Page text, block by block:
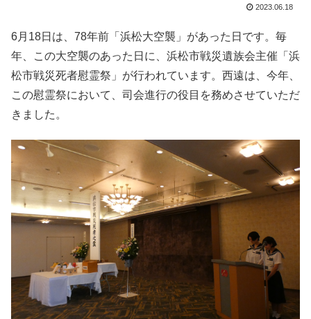
2023.06.18
6月18日は、78年前「浜松大空襲」があった日です。毎
年、この大空襲のあった日に、浜松市戦災遺族会主催「浜
松市戦災死者慰霊祭」が行われています。西遠は、今年、
この慰霊祭において、司会進行の役目を務めさせていただ
きました。